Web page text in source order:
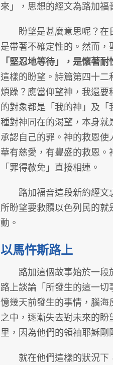
來」，思想的經文為路加
盼望是甚麼意思呢？在日
是帶著不確定性的。然而，
「堅忍地等待」，是懷著
這樣的盼望。詩篇第四十
煩躁？應當仰望神，我還
的對象都是「我的神」及
種對神同在的渴望，本身
承認自己的罪。神的救恩
華有慈愛，有豐盛的救恩
「罪得赦免」直接相連。
路加福音這段新約經文
所盼望要救贖以色列民的
動。
以馬忤斯路上
路加這個故事始於一段
路上談論「所發生的這一
憶幾天前發生的事情，腦海
之中，逐漸失去對未來的
里，因為他們的領袖耶穌剛
就在他們這樣的狀況下，